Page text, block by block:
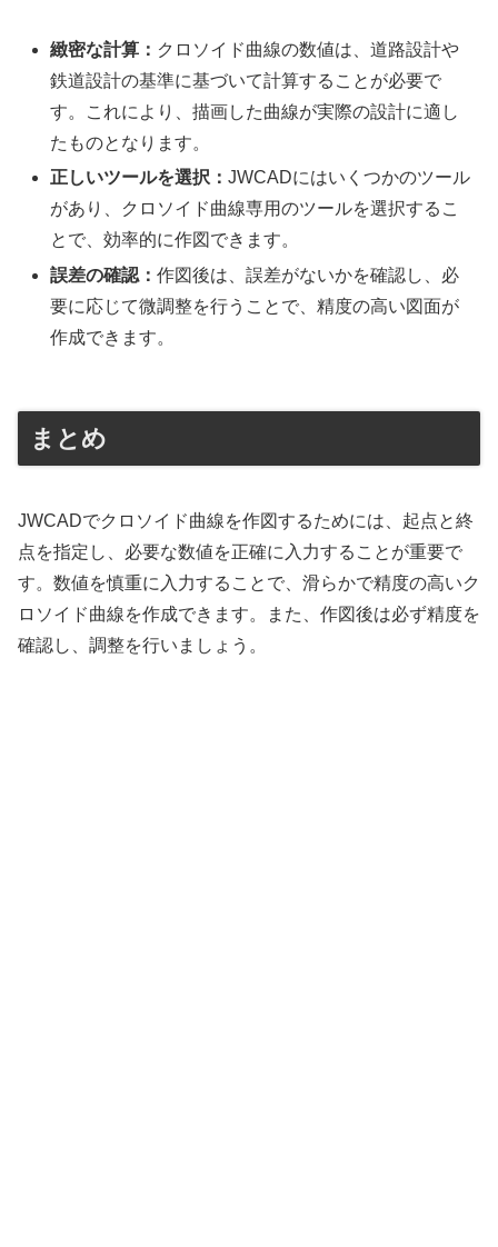
緻密な計算： クロソイド曲線の数値は、道路設計や
鉄道設計の基準に基づいて計算することが必要で
す。これにより、描画した曲線が実際の設計に適し
たものとなります。
正しいツールを選択：JWCADにはいくつかのツール
があり、クロソイド曲線専用のツールを選択するこ
とで、効率的に作図できます。
誤差の確認：作図後は、誤差がないかを確認し、必
要に応じて微調整を行うことで、精度の高い図面が
作成できます。
まとめ
JWCADでクロソイド曲線を作図するためには、起点と終
点を指定し、必要な数値を正確に入力することが重要で
す。数値を慎重に入力することで、滑らかで精度の高いク
ロソイド曲線を作成できます。また、作図後は必ず精度を
確認し、調整を行いましょう。